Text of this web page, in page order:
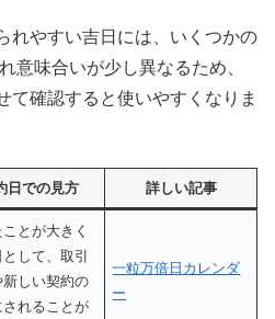
れやすい吉日には、いくつかの
意味合いが少し異なるため、
て確認すると使いやすくなりま
日での見方 詳しい記事
とが大きく
して、取引
しい契約の
れることが
一粒万倍日カレンダ
ー